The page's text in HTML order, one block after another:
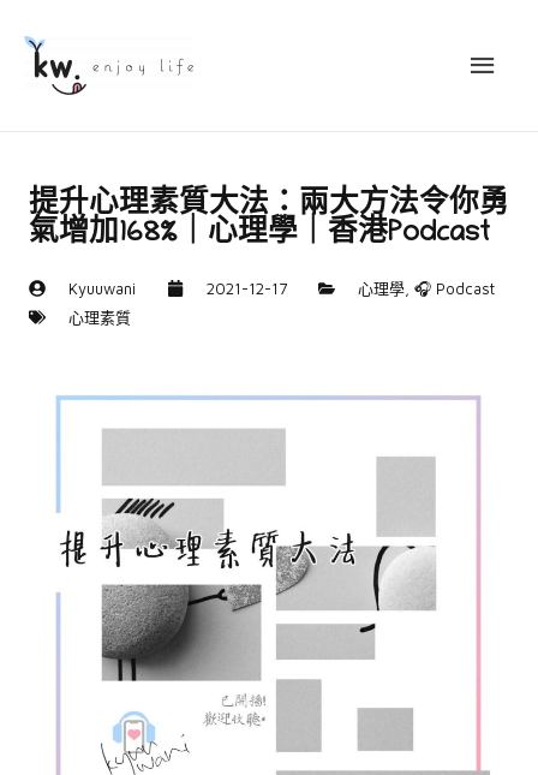
提升心理素質大法：兩大方法令你勇
氣增加168%｜心理學｜香港Podcast
Kyuuwani 2021-12-17 心理學 🎧 Podcast
心理素質